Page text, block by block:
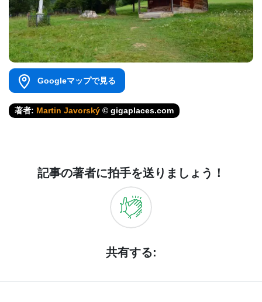
Googleマップで見る
著者: Martin Javorský © gigaplaces.com
記事の著者に拍手を送りましょう！
共有する: